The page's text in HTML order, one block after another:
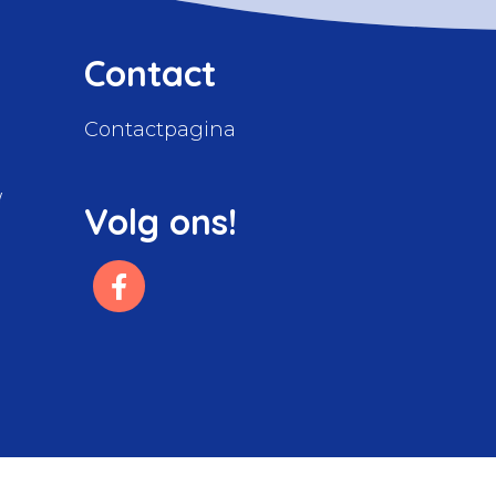
Contact
Contactpagina
Volg ons!